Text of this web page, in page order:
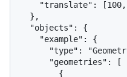
"translate": [100,
  },
  "objects": {
    "example": {
"type":
      "geometries": [
        {